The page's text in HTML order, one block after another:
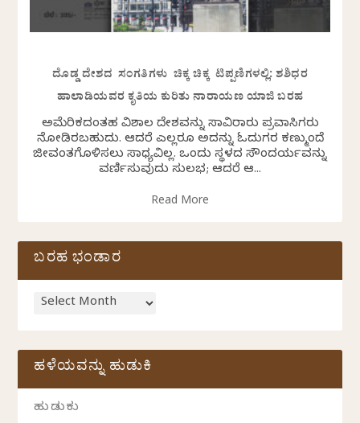
ದೊಡ್ಡ ದೇಶದ ಸಂಗತಿಗಳು ಚಿಕ್ಕ ಚಿಕ್ಕ ಟಿಪ್ಪಣಿಗಳಲ್ಲಿ: ಶಶಿಧರ
ಹಾಲಾಡಿಯವರ ಕೃತಿಯ ಕುರಿತು ನಾರಾಯಣ ಯಾಜಿ ಬರಹ
ಅಮೆರಿಕದಂತಹ ವಿಶಾಲ ದೇಶವನ್ನು ಸಾವಿರಾರು ಪ್ರವಾಸಿಗರು
ನೋಡಿರಬಹುದು. ಆದರೆ ಎಲ್ಲರೂ ಅದನ್ನು ಓದುಗರ ಕಣ್ಮುಂದೆ
ಜೀವಂತಗೊಳಿಸಲು ಸಾಧ್ಯವಿಲ್ಲ. ಒಂದು ಸ್ಥಳದ ಸೌಂದರ್ಯವನ್ನು
ವರ್ಣಿಸುವುದು ಸುಲಭ; ಆದರೆ ಆ...
Read More
ಬರಹ ಭಂಡಾರ
ಹಳೆಯವನ್ನು ಹುಡುಕಿ